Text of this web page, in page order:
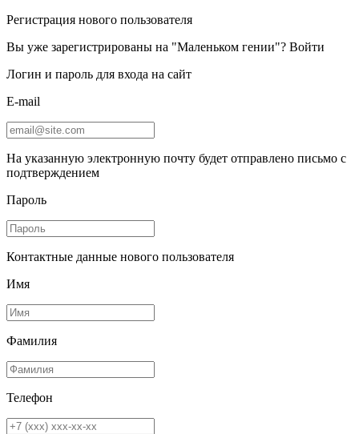
Регистрация нового пользователя
Вы уже зарегистрированы на "Маленьком гении"? Войти
Логин и пароль для входа на сайт
E-mail
На указанную электронную почту будет отправлено письмо с
подтверждением
Пароль
Контактные данные нового пользователя
Имя
Фамилия
Телефон